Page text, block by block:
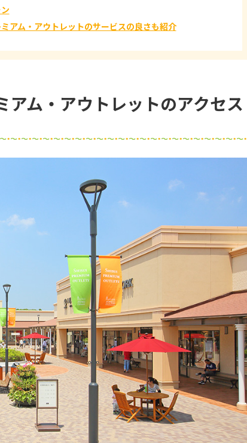
アム・アウトレットのサービスの良さも紹介
ム・アウトレットのアクセス